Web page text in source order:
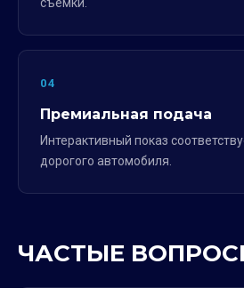
04
Премиальная подача
Интерактивный показ
дорогого автомобиля.
ЧАСТЫЕ